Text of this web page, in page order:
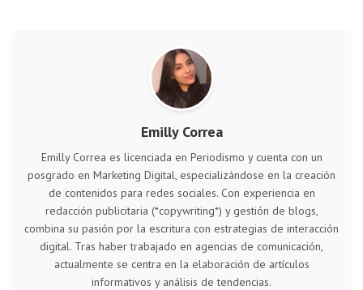
Emilly Correa
Emilly Correa es licenciada en Periodismo y cuenta con un
posgrado en Marketing Digital, especializándose en la creación
de contenidos para redes sociales. Con experiencia en
redacción publicitaria (*copywriting*) y gestión de blogs,
combina su pasión por la escritura con estrategias de interacción
digital. Tras haber trabajado en agencias de comunicación,
actualmente se centra en la elaboración de artículos
informativos y análisis de tendencias.